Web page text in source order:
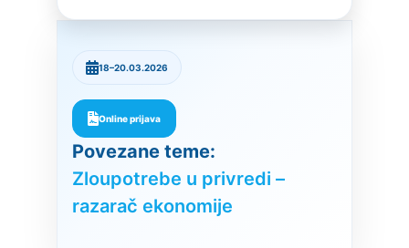
18–20.03.2026
Online prijava
Povezane teme:
Zloupotrebe u privredi –
razarač ekonomije